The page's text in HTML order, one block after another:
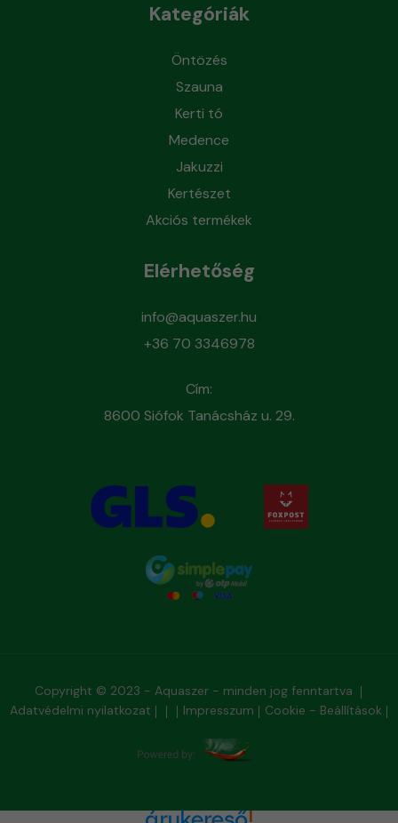
Kategóriák
Öntözés
Szauna
Kerti tó
Medence
Jakuzzi
Kertészet
Akciós termékek
Elérhetőség
info@aquaszer.hu
+36 70 3346978
Cím:
8600 Siófok Tanácsház u. 29.
Copyright © 2023 - Aquaszer - minden jog fenntartva
Adatvédelmi nyilatkozat
Impresszum Cookie - Beállítások